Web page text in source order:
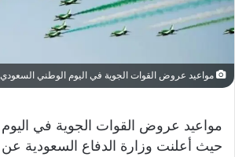
مواعيد عروض القوات الجوية في اليوم الوطني السعودي
مواعيد عروض القوات الجوية في
حيث أعلنت وزارة الدفاع السعودية